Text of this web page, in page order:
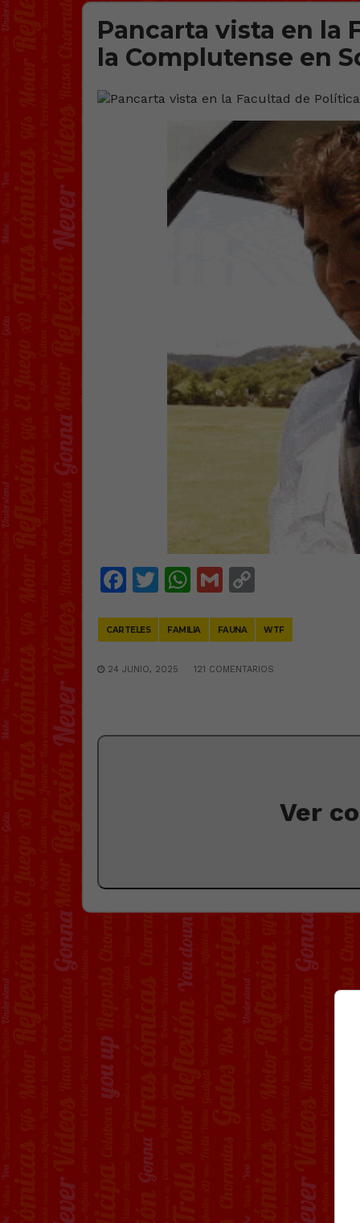
Pancarta vista en la
la Complutense en
Facebook
Twitter
WhatsApp
Gmail
CARTELES FAMILIA FAUNA WTF
24 JUNIO, 2025 121 COMENTARIOS
Ver